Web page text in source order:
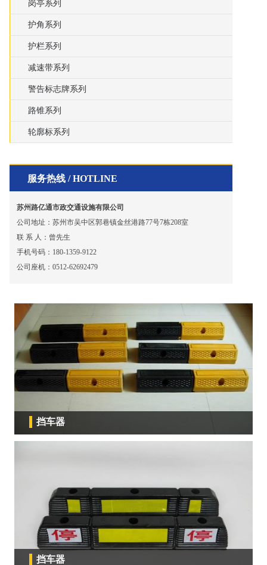
岗亭系列
护角系列
护栏系列
减速带系列
警告标志牌系列
路锥系列
轮廓标系列
服务热线 / HOTLINE
苏州路亿通市政交通设施有限公司
公司地址：苏州市吴中区郭巷镇金丝港路77号7栋208室
联 系 人：曾先生
手机号码：180-1359-9122
公司座机：0512-62692479
挡车器
挡车器